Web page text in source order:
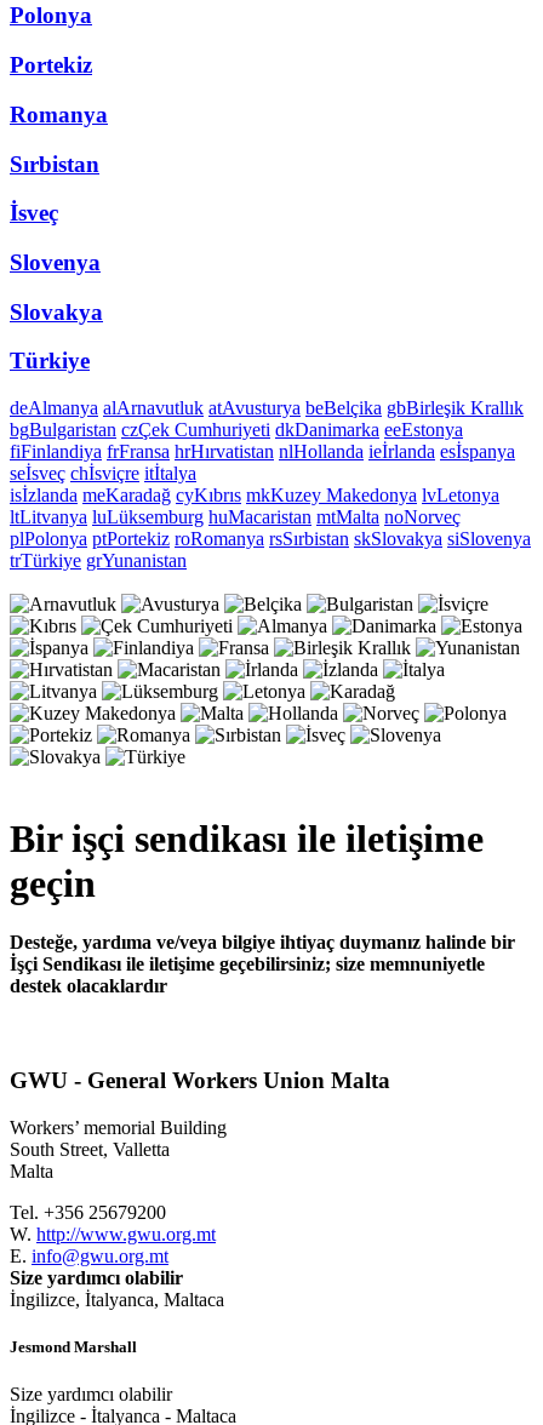
Polonya
Portekiz
Romanya
Sırbistan
İsveç
Slovenya
Slovakya
Türkiye
deAlmanya alArnavutluk atAvusturya beBelçika gbBirleşik Krallık
bgBulgaristan czÇek Cumhuriyeti dkDanimarka eeEstonya
fiFinlandiya frFransa hrHırvatistan nlHollanda ieİrlanda esİspanya
seİsveç chİsviçre itİtalya
isİzlanda meKaradağ cyKıbrıs mkKuzey Makedonya lvLetonya
ltLitvanya luLüksemburg huMacaristan mtMalta noNorveç
plPolonya ptPortekiz roRomanya rsSırbistan skSlovakya siSlovenya
trTürkiye grYunanistan
Bir işçi sendikası ile iletişime
geçin
Desteğe, yardıma ve/veya bilgiye ihtiyaç duymanız halinde bir
İşçi Sendikası ile iletişime geçebilirsiniz; size memnuniyetle
destek olacaklardır
GWU - General Workers Union Malta
Workers’ memorial Building
South Street, Valletta
Malta
Tel. +356 25679200
W. http://www.gwu.org.mt
E. info@gwu.org.mt
Size yardımcı olabilir
İngilizce, İtalyanca, Maltaca
Jesmond Marshall
Size yardımcı olabilir
İngilizce - İtalyanca - Maltaca